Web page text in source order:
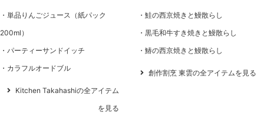
単品りんごジュース（紙パック
200ml）
パーティーサンドイッチ
カラフルオードブル
Kitchen Takahashiの全アイテム
を見る
鮭の西京焼きと鰻散らし
黒毛和牛すき焼きと鰻散らし
鰆の西京焼きと鰻散らし
創作割烹 東雲の全アイテムを見る